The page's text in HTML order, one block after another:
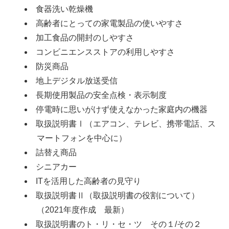
食器洗い乾燥機
高齢者にとっての家電製品の使いやすさ
加工食品の開封のしやすさ
コンビニエンスストアの利用しやすさ
防災商品
地上デジタル放送受信
長期使用製品の安全点検・表示制度
停電時に思いがけず使えなかった家庭内の機器
取扱説明書Ⅰ（エアコン、テレビ、携帯電話、ス
マートフォンを中心に）
詰替え商品
シニアカー
ITを活用した高齢者の見守り
取扱説明書Ⅱ（取扱説明書の役割について）
（2021年度作成 最新）
取扱説明書のト・リ・セ・ツ その１/その２